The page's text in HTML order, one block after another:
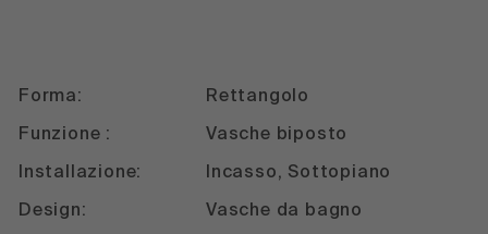
Forma: Rettangolo
Funzione : Vasche biposto
Installazione: Incasso, Sottopiano
Design: Vasche da bagno